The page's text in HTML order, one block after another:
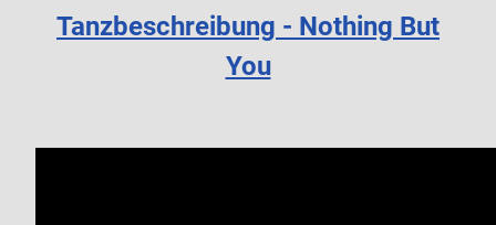
Tanzbeschreibung - Nothing But
You